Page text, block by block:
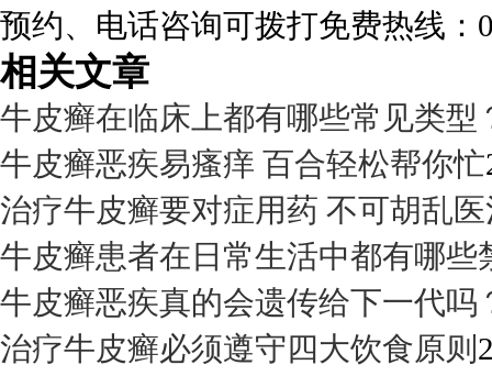
预约、电话咨询可拨打免费热线：
相关文章
牛皮癣在临床上都有哪些常见类型
牛皮癣恶疾易瘙痒 百合轻松帮你忙
治疗牛皮癣要对症用药 不可胡乱
牛皮癣患者在日常生活中都有哪些
牛皮癣恶疾真的会遗传给下一代吗
治疗牛皮癣必须遵守四大饮食原则